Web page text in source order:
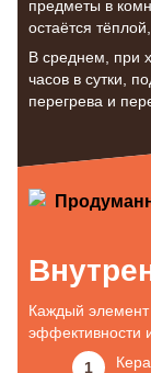
предметы в
остаётся
В среднем, при
часов в сутки,
перегрева и
Каждый элемент
эффективности